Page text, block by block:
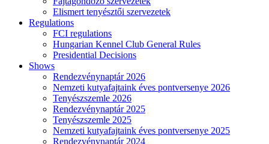
Elismert tenyésztői szervezetek
Regulations
FCI regulations
Hungarian Kennel Club General Rules
Presidential Decisions
Shows
Rendezvénynaptár 2026
Nemzeti kutyafajtaink éves pontversenye 2026
Tenyészszemle 2026
Rendezvénynaptár 2025
Tenyészszemle 2025
Nemzeti kutyafajtaink éves pontversenye 2025
Rendezvénynaptár 2024